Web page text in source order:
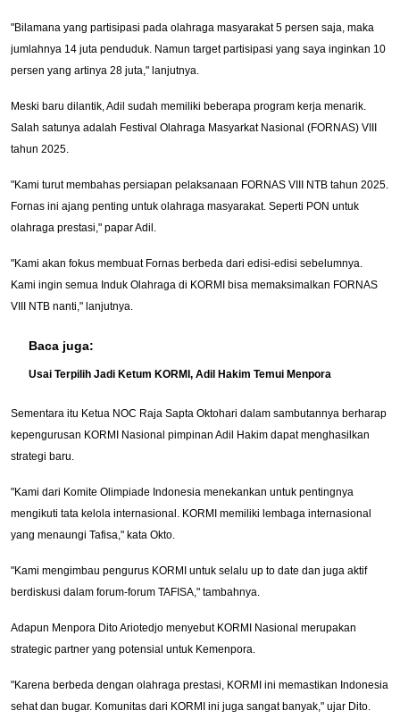
"Bilamana yang partisipasi pada olahraga masyarakat 5 persen saja, maka
jumlahnya 14 juta penduduk. Namun target partisipasi yang saya inginkan 10
persen yang artinya 28 juta," lanjutnya.
Meski baru dilantik, Adil sudah memiliki beberapa program kerja menarik.
Salah satunya adalah Festival Olahraga Masyarkat Nasional (FORNAS) VIII
tahun 2025.
"Kami turut membahas persiapan pelaksanaan FORNAS VIII NTB tahun 2025.
Fornas ini ajang penting untuk olahraga masyarakat. Seperti PON untuk
olahraga prestasi," papar Adil.
"Kami akan fokus membuat Fornas berbeda dari edisi-edisi sebelumnya.
Kami ingin semua Induk Olahraga di KORMI bisa memaksimalkan FORNAS
VIII NTB nanti," lanjutnya.
Baca juga:
Usai Terpilih Jadi Ketum KORMI, Adil Hakim Temui Menpora
Sementara itu Ketua NOC Raja Sapta Oktohari dalam sambutannya berharap
kepengurusan KORMI Nasional pimpinan Adil Hakim dapat menghasilkan
strategi baru.
"Kami dari Komite Olimpiade Indonesia menekankan untuk pentingnya
mengikuti tata kelola internasional. KORMI memiliki lembaga internasional
yang menaungi Tafisa," kata Okto.
"Kami mengimbau pengurus KORMI untuk selalu up to date dan juga aktif
berdiskusi dalam forum-forum TAFISA," tambahnya.
Adapun Menpora Dito Ariotedjo menyebut KORMI Nasional merupakan
strategic partner yang potensial untuk Kemenpora.
"Karena berbeda dengan olahraga prestasi, KORMI ini memastikan Indonesia
sehat dan bugar. Komunitas dari KORMI ini juga sangat banyak," ujar Dito.